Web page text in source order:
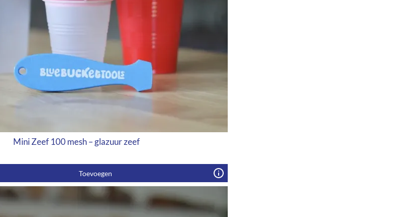
Mini Zeef 100 mesh – glazuur zeef
Toevoegen